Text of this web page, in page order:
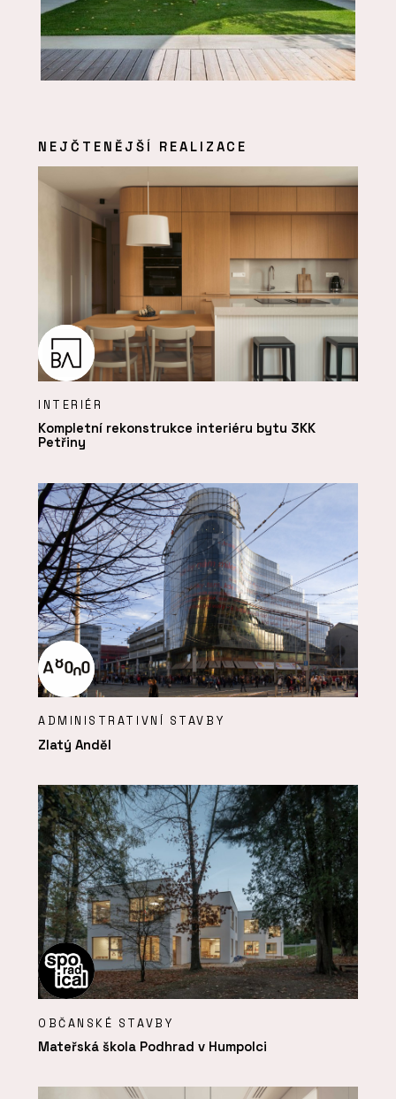
NEJČTENĚJŠÍ REALIZACE
INTERIÉR
Kompletní rekonstrukce interiéru bytu 3KK
Petřiny
ADMINISTRATIVNÍ STAVBY
Zlatý Anděl
OBČANSKÉ STAVBY
Mateřská škola Podhrad v Humpolci